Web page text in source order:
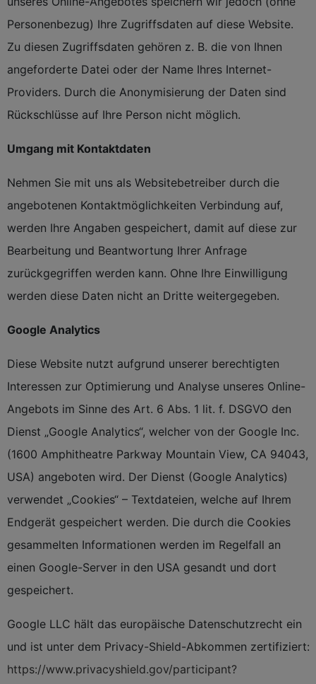
Personenbezug) Ihre Zugriffsdaten auf diese Website.
Zu diesen Zugriffsdaten gehören z. B. die von Ihnen
angeforderte Datei oder der Name Ihres Internet-
Providers. Durch die Anonymisierung der Daten sind
Rückschlüsse auf Ihre Person nicht möglich.
Umgang mit Kontaktdaten
Nehmen Sie mit uns als Websitebetreiber durch die
angebotenen Kontaktmöglichkeiten Verbindung auf,
werden Ihre Angaben gespeichert, damit auf diese zur
Bearbeitung und Beantwortung Ihrer Anfrage
zurückgegriffen werden kann. Ohne Ihre Einwilligung
werden diese Daten nicht an Dritte weitergegeben.
Google Analytics
Diese Website nutzt aufgrund unserer berechtigten
Interessen zur Optimierung und Analyse unseres Online-
Angebots im Sinne des Art. 6 Abs. 1 lit. f. DSGVO den
Dienst „Google Analytics“, welcher von der Google Inc.
(1600 Amphitheatre Parkway Mountain View, CA 94043,
USA) angeboten wird. Der Dienst (Google Analytics)
verwendet „Cookies“ – Textdateien, welche auf Ihrem
Endgerät gespeichert werden. Die durch die Cookies
gesammelten Informationen werden im Regelfall an
einen Google-Server in den USA gesandt und dort
gespeichert.
Google LLC hält das europäische Datenschutzrecht ein
und ist unter dem Privacy-Shield-Abkommen zertifiziert:
https://www.privacyshield.gov/participant?